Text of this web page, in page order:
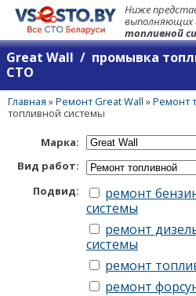
Ниже
выполняющих
топливной
Great Wall / промывка
СТО
Главная »Ремонт Great Wall »Ремонт
топливной системы
Марка:
Вид работ:
Подвид:
ремонт
системы
ремонт
системы
ремонт
ремонт